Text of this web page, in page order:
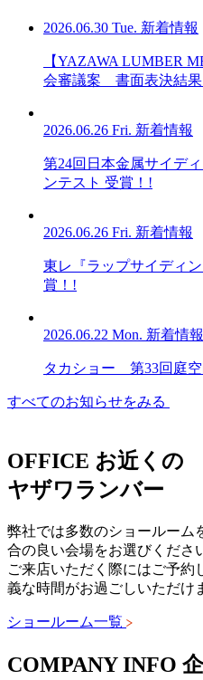
2026.06.30 Tue. 新着情報
【YAZAWA LUMBER
会審議案 書面表決結果
2026.06.26 Fri. 新着情報
第24回日本金属サイデ
ンテスト 受賞！!
2026.06.26 Fri. 新着情報
東レ『ラップサイディ
賞！!
2026.06.22 Mon. 新着情報
タカショー 第33回庭
すべてのお知らせをみる
OFFICE お近くの
ヤザワランバー
弊社では多数のショールーム
合の良い会場をお選びくださ
ご来店いただく際にはご予約
義な時間がお過ごしいただけ
ショールーム一覧
COMPANY INFO